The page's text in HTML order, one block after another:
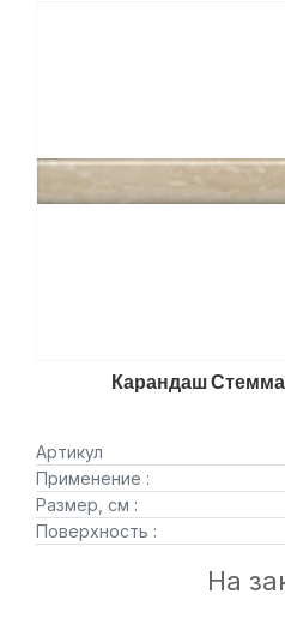
Карандаш
Артикул
Применение :
Размер, см :
Поверхность :
На